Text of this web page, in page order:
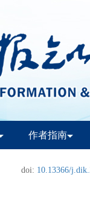
作者指南
doi: 10.13366/